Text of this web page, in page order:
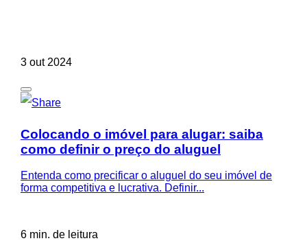
3 out 2024
Colocando o imóvel para alugar: saiba
como definir o preço do aluguel
Entenda como precificar o aluguel do seu imóvel de
forma competitiva e lucrativa. Definir...
6 min. de leitura